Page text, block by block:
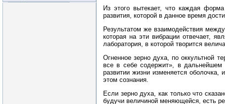
Из этого вытекает, что каждая
развития, которой в данное время
Результатом же взаимодействия
которая на эти вибрации отвечает,
лаборатория, в которой творится
Огненное зерно духа, по оккультной
все в себе содержит», в дальнейшем
развитии жизни изменяется
этом сознания.
Если зерно духа, как только что
будучи величиной меняющейся, есть